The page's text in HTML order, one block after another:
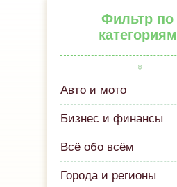
Фильтр по
категориям
Авто и мото
Бизнес и финансы
Всё обо всём
Города и регионы